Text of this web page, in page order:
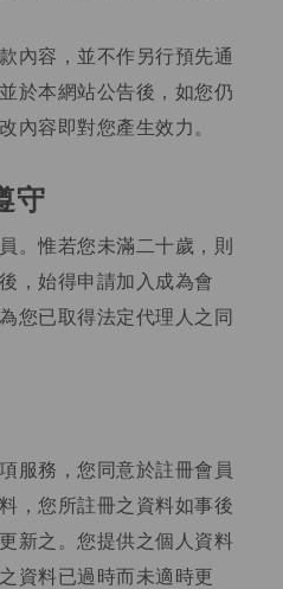
內容，並不作另行預先通
於本網站公告後，如您仍
內容即對您產生效力。
守
。惟若您未滿二十歲，則
，始得申請加入成為會
您已取得法定代理人之同
服務，您同意於註冊會員
，您所註冊之資料如事後
新之。您提供之個人資料
資料已過時而未適時更